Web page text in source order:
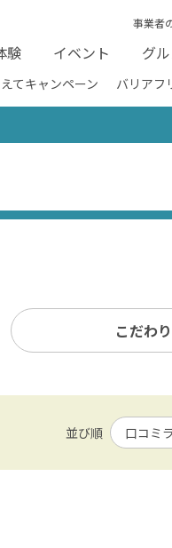
事業者
験 イベント グ
てキャンペーン バリアフ
こだわ
その他ス
果物・野
1人
並び順 口コミ